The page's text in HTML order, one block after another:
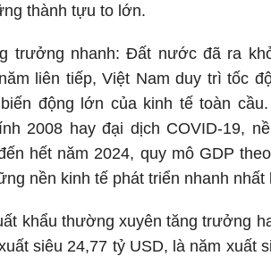
thành tựu to lớn.
trưởng nhanh: Đất nước đã ra
liên tiếp, Việt Nam duy trì tốc
động lớn của kinh tế toàn
2008 hay đại dịch COVID-19,
hết năm 2024, quy mô GDP
nền kinh tế phát triển nhanh nhất
khẩu thường xuyên tăng trưởng
siêu 24,77 tỷ USD, là năm xuất